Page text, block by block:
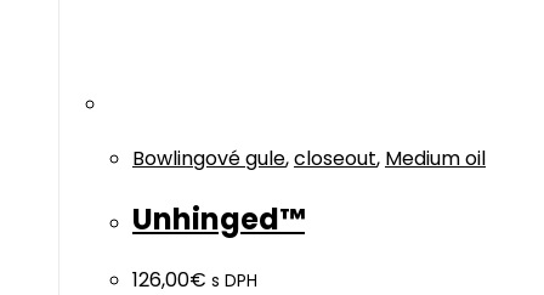
Bowlingové gule,closeout, Medium oil
Unhinged™
126,00€ s DPH